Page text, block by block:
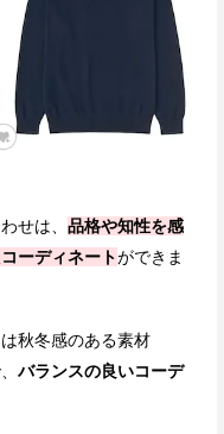
せは、 品格や知性を感
ーディネートができま
秋冬感のある素材
バランスの良いコーデ